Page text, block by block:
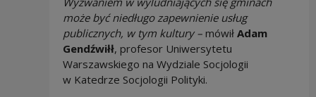
może być niedługo zapewnienie usług
publicznych, w tym kultury – mówił Adam
Gendźwiłł, profesor Uniwersytetu
Warszawskiego na Wydziale Socjologii
w Katedrze Socjologii Polityki.